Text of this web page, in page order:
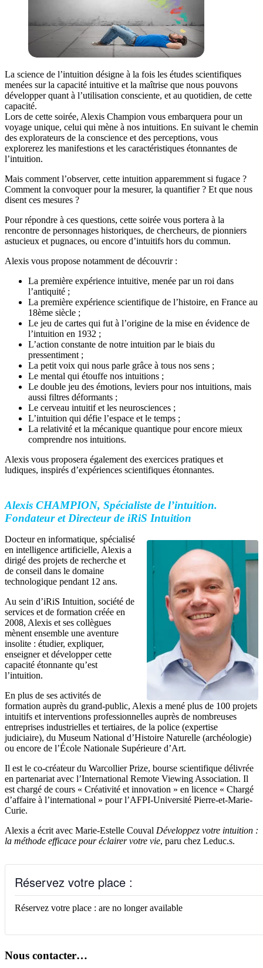
La science de l’intuition désigne à la fois les études scientifiques
menées sur la capacité intuitive et la maîtrise que nous pouvons
développer quant à l’utilisation consciente, et au quotidien, de cette
capacité.
Lors de cette soirée, Alexis Champion vous embarquera pour un
voyage unique, celui qui mène à nos intuitions. En suivant le chemin
des explorateurs de la conscience et des perceptions, vous
explorerez les manifestions et les caractéristiques étonnantes de
l’intuition.
Mais comment l’observer, cette intuition apparemment si fugace ?
Comment la convoquer pour la mesurer, la quantifier ? Et que nous
disent ces mesures ?
Pour répondre à ces questions, cette soirée vous portera à la
rencontre de personnages historiques, de chercheurs, de pionniers
astucieux et pugnaces, ou encore d’intuitifs hors du commun.
Alexis vous propose notamment de découvrir :
La première expérience intuitive, menée par un roi dans
l’antiquité ;
La première expérience scientifique de l’histoire, en France au
18ème siècle ;
Le jeu de cartes qui fut à l’origine de la mise en évidence de
l’intuition en 1932 ;
L’action constante de notre intuition par le biais du
pressentiment ;
La petit voix qui nous parle grâce à tous nos sens ;
Le mental qui étouffe nos intuitions ;
Le double jeu des émotions, leviers pour nos intuitions, mais
aussi filtres déformants ;
Le cerveau intuitif et les neurosciences ;
L’intuition qui défie l’espace et le temps ;
La relativité et la mécanique quantique pour encore mieux
comprendre nos intuitions.
Alexis vous proposera également des exercices pratiques et
ludiques, inspirés d’expériences scientifiques étonnantes.
Alexis CHAMPION, Spécialiste de l’intuition.
Fondateur et Directeur de iRiS Intuition
Docteur en informatique, spécialisé
en intelligence artificielle, Alexis a
dirigé des projets de recherche et
de conseil dans le domaine
technologique pendant 12 ans.
Au sein d’iRiS Intuition, société de
services et de formation créée en
2008, Alexis et ses collègues
mènent ensemble une aventure
insolite : étudier, expliquer,
enseigner et développer cette
capacité étonnante qu’est
l’intuition.
En plus de ses activités de
formation auprès du grand-public, Alexis a mené plus de 100 projets
intuitifs et interventions professionnelles auprès de nombreuses
entreprises industrielles et tertiaires, de la police (expertise
judiciaire), du Museum National d’Histoire Naturelle (archéologie)
ou encore de l’École Nationale Supérieure d’Art.
Il est le co-créateur du Warcollier Prize, bourse scientifique délivrée
en partenariat avec l’International Remote Viewing Association. Il
est chargé de cours « Créativité et innovation » en licence « Chargé
d’affaire à l’international » pour l’AFPI-Université Pierre-et-Marie-
Curie.
Alexis a écrit avec Marie-Estelle Couval Développez votre intuition :
la méthode efficace pour éclairer votre vie, paru chez Leduc.s.
Réservez votre place :
Réservez votre place : are no longer available
Nous contacter…